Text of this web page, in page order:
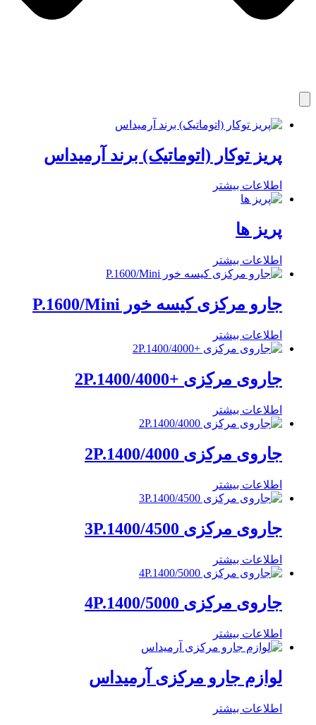
پریز توکار (اتوماتیک) برند آرمیداس
اطلاعات بیشتر
پریز ها
اطلاعات بیشتر
جارو مرکزی کیسه خور P.1600/Mini
اطلاعات بیشتر
جاروی مرکزی +2P.1400/4000
اطلاعات بیشتر
جاروی مرکزی 2P.1400/4000
اطلاعات بیشتر
جاروی مرکزی 3P.1400/4500
اطلاعات بیشتر
جاروی مرکزی 4P.1400/5000
اطلاعات بیشتر
لوازم جارو مرکزی آرمیداس
اطلاعات بیشتر